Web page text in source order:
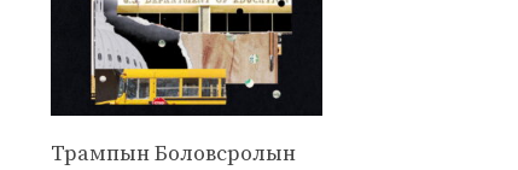
Трампын Боловсролын